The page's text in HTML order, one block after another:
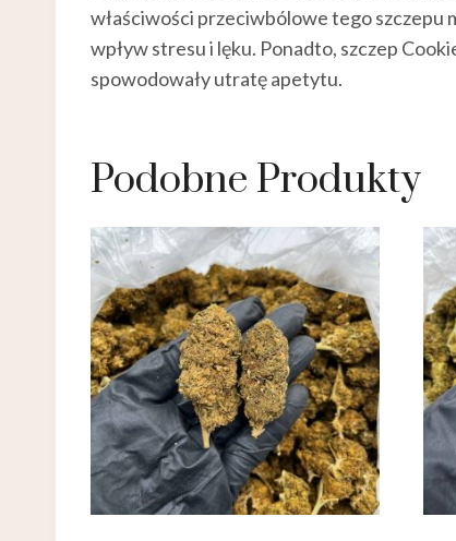
właściwości przeciwbólowe tego szczepu
wpływ stresu i lęku. Ponadto, szczep
spowodowały utratę apetytu.
Podobne Produkty